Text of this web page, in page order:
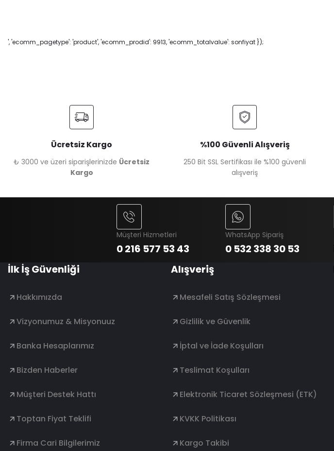
', 'ecomm_pagetype': 'product', 'ecomm_prodid': 9913, 'ecomm_totalvalue': sonfiyat });
Ücretsiz Kargo
₺ 3000 ve üzeri siparişlerinizde Ücretsiz
Kargo
%100 Güvenli Alışveriş
250 Bit SSL Sertifikası ile %100 güvenli
alışveriş
Müşteri Hizmetleri
0 216 577 53 43
WhatsApp Sipariş
0 532 338 30 53
İlk İş Güvenliği
Hakkımızda
Vizyonumuz & Misyonuuz
Banka Hesaplarımız
Bizden Haberler
Müşteri Destek Hattı
Toptan Fiyat Teklifi
Firma Cari Bilgilerimiz
Alışveriş
Mesafeli Satış Sözleşmesi
Gizlilik ve Güvenlik
İptal ve İade Koşulları
Teslimat Koşulları
Elektronik Ticaret Sözleşmesi (ETK)
KVKK Politikası
Kargo Takibi